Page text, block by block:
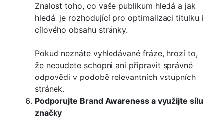
Znalost toho, co vaše publikum hledá a jak
hledá, je rozhodující pro optimalizaci titulku i
cílového obsahu stránky.
Pokud neznáte vyhledávané fráze, hrozí to,
že nebudete schopni ani připravit správné
odpovědi v podobě relevantních vstupních
stránek.
Podporujte Brand Awareness a využijte sílu
značky